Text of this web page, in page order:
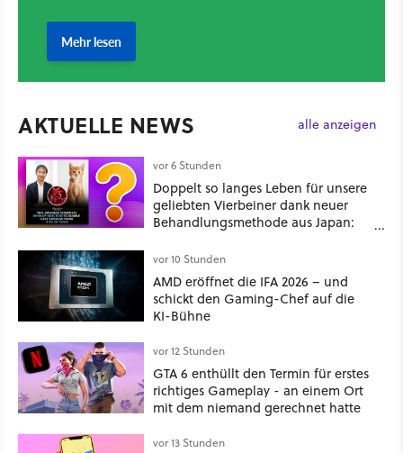
AKTUELLE NEWS alle anzeigen
vor 6 Stunden
Doppelt so langes Leben für unsere
geliebten Vierbeiner dank neuer
Behandlungsmethode aus Japan:
Kommentare zeigt, dass es nicht so
einfach ist
vor 10 Stunden
AMD eröffnet die IFA 2026 – und
schickt den Gaming-Chef auf die
KI-Bühne
vor 12 Stunden
GTA 6 enthüllt den Termin für erstes
richtiges Gameplay - an einem Ort
mit dem niemand gerechnet hatte
vor 13 Stunden